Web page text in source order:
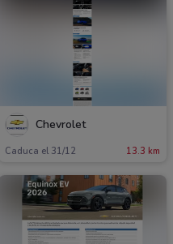
Chevrolet
Caduca el 31/12 13.3 km